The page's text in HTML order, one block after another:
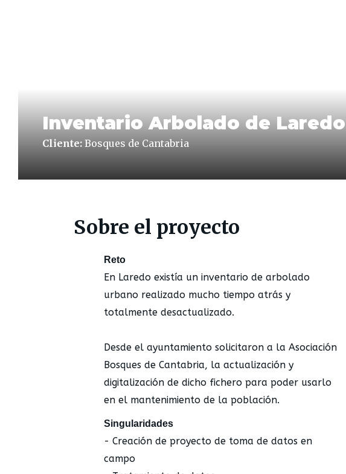
Inventario Arbolado de Laredo
Cliente: Bosques de Cantabria
Sobre el proyecto
Reto
En Laredo existía un inventario de arbolado
urbano realizado mucho tiempo atrás y
totalmente desactualizado.
Desde el ayuntamiento solicitaron a la Asociación
Bosques de Cantabria, la actualización y
digitalización de dicho fichero para poder usarlo
en el mantenimiento de la población.
Singularidades
- Creación de proyecto de toma de datos en
campo